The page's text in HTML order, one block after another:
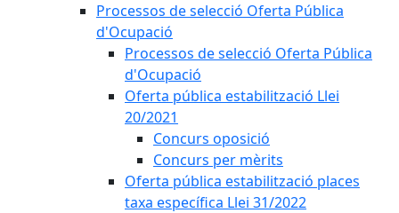
Processos de selecció Oferta Pública
d'Ocupació
Processos de selecció Oferta Pública
d'Ocupació
Oferta pública estabilització Llei
20/2021
Concurs oposició
Concurs per mèrits
Oferta pública estabilització places
taxa específica Llei 31/2022